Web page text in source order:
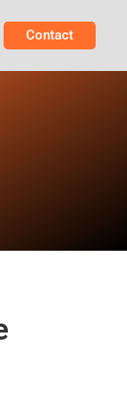
Contact